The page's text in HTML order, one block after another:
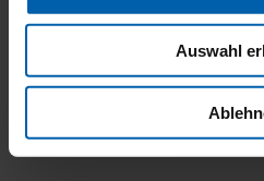
Auswahl
WMS Sensorik für eine
Für Wintergarten-Markisen
Markisen Perea P20 und